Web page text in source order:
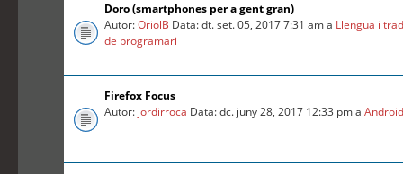
Doro (smartphones per a gent gran)
Autor:OriolB Data: dt. set. 05, 2017 7:31 am a Llengua i
de programari
Firefox Focus
Autor: jordirroca Data: dc. juny 28, 2017 12:33 pm a